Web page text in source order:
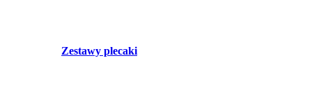
Zestawy plecaki